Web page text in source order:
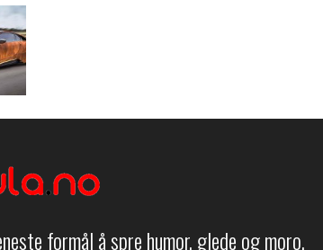
formål å spre humor, glede og moro.